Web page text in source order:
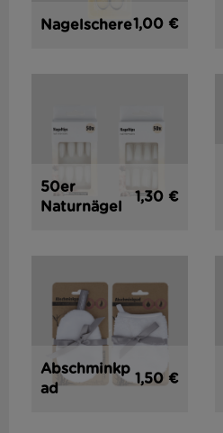
Nagelschere1,00 €
50er
Naturnägel
1,30 €
Abschminkp
ad
1,50 €